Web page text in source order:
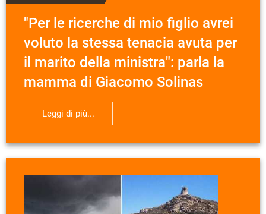
"Per le ricerche di mio figlio avrei
voluto la stessa tenacia avuta per
il marito della ministra": parla la
mamma di Giacomo Solinas
Leggi di più...